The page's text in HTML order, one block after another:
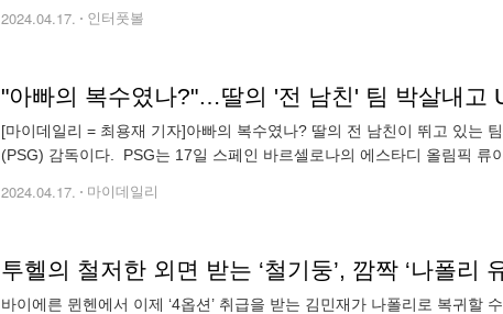
2024.04.17. 인터풋볼
[마이데일리 = 최용재 기자]아빠의 복수였나? 딸의 전 남친이 뛰고 있는
(PSG) 감독이다. PSG는 17일 스페인 바르셀로나의 에스타디 올림픽 류
2024.04.17. 마이데일리
바이에른 뮌헨에서 이제 ‘4옵션’ 취급을 받는 김민재가 나폴리로 복귀할